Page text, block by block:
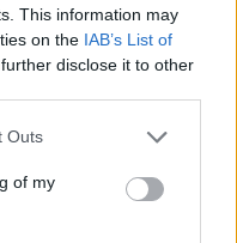
This information may
on the IAB’s List of
disclose it to other
one or more Google
You may click to
its third-party tags to
in below Google
Outs
of my
ΝΟΤΙΑ ΑΦΡΙΚΗ
και τα